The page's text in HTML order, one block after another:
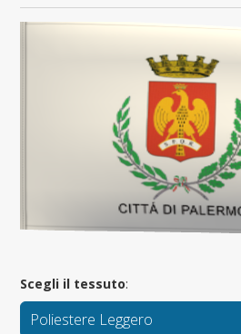
Scegli il tessuto:
Poliestere Leggero